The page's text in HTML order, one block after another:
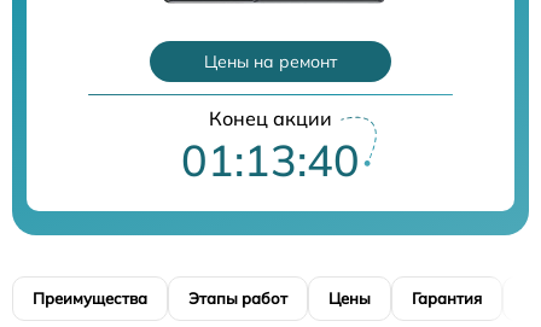
Цены на ремонт
Конец акции
01:13:39
Преимущества Этапы работ Цены Гарантия